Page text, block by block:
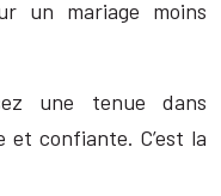
un mariage moins
une tenue dans
et confiante. C’est la